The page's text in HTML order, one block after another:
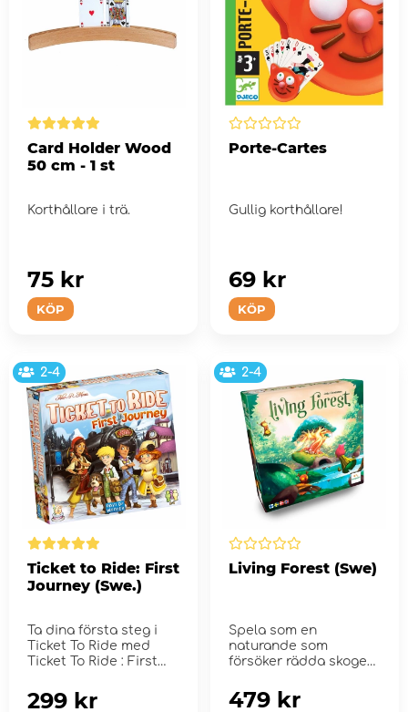
Card Holder Wood
50 cm - 1 st
Korthållare i trä.
KÖP
75 kr
Porte-Cartes
Gullig korthållare!
KÖP
69 kr
2-4
Ticket to Ride: First
Journey (Swe.)
Ta dina första steg i
Ticket To Ride med
Ticket To Ride : First
299 kr
2-4
Living Forest (Swe)
Spela som en
naturande som
försöker rädda skogen
479 kr